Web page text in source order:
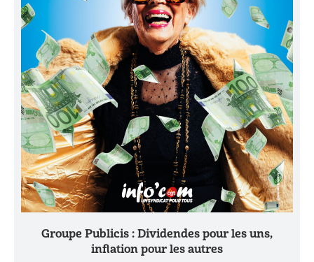
Groupe Publicis : Dividendes pour les uns,
inflation pour les autres